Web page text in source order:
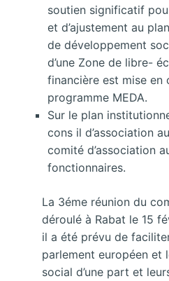
soutien significatif
et d’ajustement au
de développement
d’une Zone de libre-
financière est mise
programme MEDA.
Sur le plan
cons il d’association
comité d’association
fonctionnaires.
La 3éme réunion du
déroulé à Rabat le 15
il a été prévu de
parlement européen et
social d’une part et